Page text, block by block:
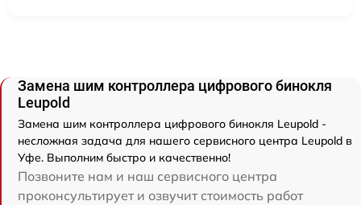
Замена шим контроллера цифрового бинокля
Leupold
Замена шим контроллера цифрового бинокля Leupold -
несложная задача для нашего сервисного центра Leupold в
Уфе. Выполним быстро и качественно!
Позвоните нам и наш сервисного центра
проконсультирует и озвучит стоимость работ